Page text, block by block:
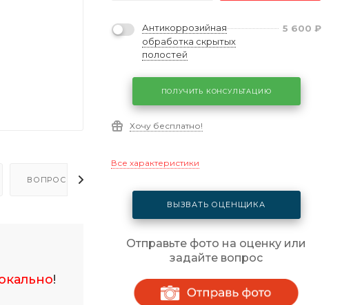
ВОПРОСЫ - ОТВЕТЫ
!
Антикоррозийная
обработка скрытых
полостей
5 600 ₽
ПОЛУЧИТЬ КОНСУЛЬТАЦИЮ
Хочу бесплатно!
Все характеристики
ВЫЗВАТЬ ОЦЕНЩИКА
Отправьте фото на оценку или
задайте вопрос